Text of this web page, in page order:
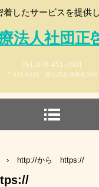
法人社団正
着したサービスを提供
TEL.076-451-7001
〒931-8431 富山市針原中町336
› http://から https://